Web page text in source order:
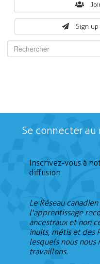
Sign
form
Se connecter au
Inscrivez-vous à
diffusion
Le Réseau
l'apprentissage
ancestraux et non
inuits, métis et des
lesquels nous nous
travaillons.